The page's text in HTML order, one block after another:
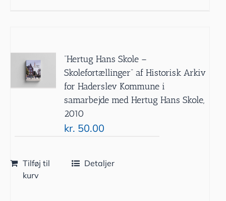
”Hertug Hans Skole –
Skolefortællinger” af Historisk Arkiv
for Haderslev Kommune i
samarbejde med Hertug Hans Skole,
2010
kr. 50.00
Tilføj til
kurv
Detaljer